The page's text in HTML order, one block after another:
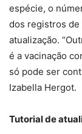
espécie, o
dos registros de
atualização.
é a vacinação
só pode ser
Izabella Hergot.
Tutorial de